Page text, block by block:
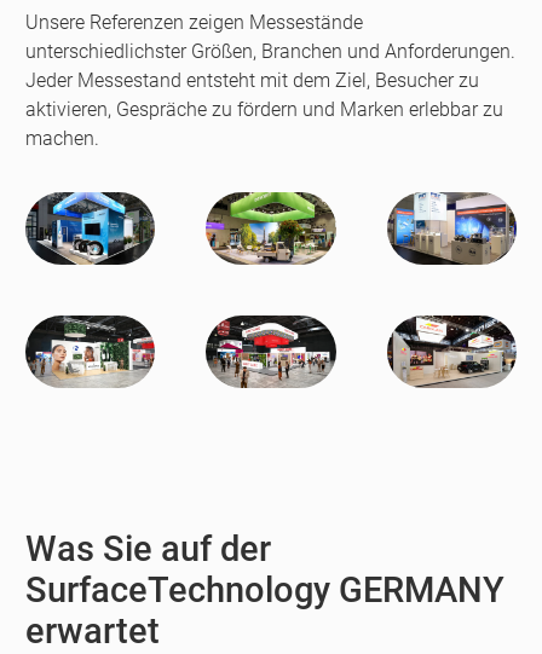
Unsere Referenzen zeigen Messestände
unterschiedlichster Größen, Branchen und Anforderungen.
Jeder Messestand entsteht mit dem Ziel, Besucher zu
aktivieren, Gespräche zu fördern und Marken erlebbar zu
machen.
Was Sie auf der
SurfaceTechnology GERMANY
erwartet